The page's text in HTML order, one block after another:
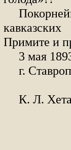
Примите и
3 мая
г.
К. Л.